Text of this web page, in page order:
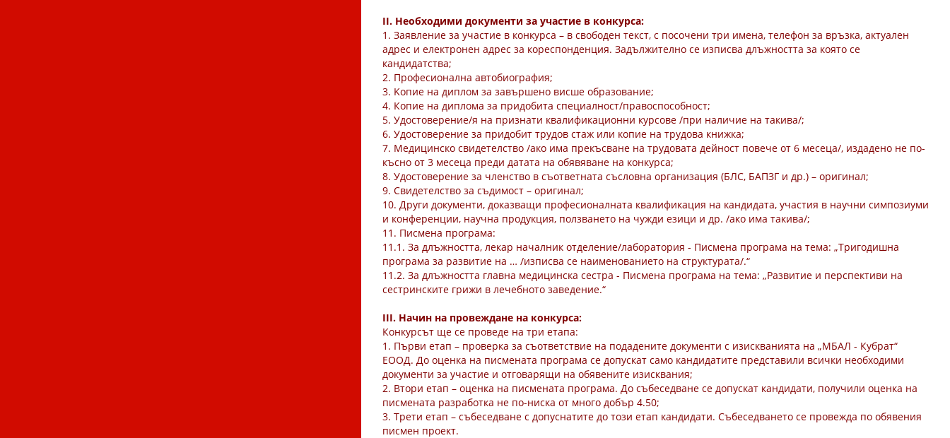
II. Необходими документи за участие в конкурса:
1. Заявление за участие в конкурса – в свободен текст, с посочени три имена, телефон за връзка, актуален
адрес и електронен адрес за кореспонденция. Задължително се изписва длъжността за която се
кандидатства;
2. Професионална автобиография;
3. Kопие на диплом за завършено висше образование;
4. Копие на диплома за придобита специалност/правоспособност;
5. Удостоверение/я на признати квалификационни курсове /при наличие на такива/;
6. Удостоверение за придобит трудов стаж или копие на трудова книжка;
7. Медицинско свидетелство /ако има прекъсване на трудовата дейност повече от 6 месеца/, издадено не по-
късно от 3 месеца преди датата на обявяване на конкурса;
8. Удостоверение за членство в съответната съсловна организация (БЛС, БАПЗГ и др.) – оригинал;
9. Свидетелство за съдимост – оригинал;
10. Други документи, доказващи професионалната квалификация на кандидата, участия в научни симпозиуми
и конференции, научна продукция, ползването на чужди езици и др. /ако има такива/;
11. Писмена програма:
11.1. За длъжността, лекар началник отделение/лаборатория - Писмена програма на тема: „Тригодишна
програма за развитие на … /изписва се наименованието на структурата/.“
11.2. За длъжността главна медицинска сестра - Писмена програма на тема: „Развитие и перспективи на
сестринските грижи в лечебното заведение.“
III. Начин на провеждане на конкурса:
Конкурсът ще се проведе на три етапа:
1. Първи етап – проверка за съответствие на подадените документи с изискванията на „МБАЛ - Кубрат“
ЕООД. До оценка на писмената програма се допускат само кандидатите представили всички необходими
документи за участие и отговарящи на обявените изисквания;
2. Втори етап – оценка на писмената програма. До събеседване се допускат кандидати, получили оценка на
писмената разработка не по-ниска от много добър 4.50;
3. Трети етап – събеседване с допуснатите до този етап кандидати. Събеседването се провежда по обявения
писмен проект.